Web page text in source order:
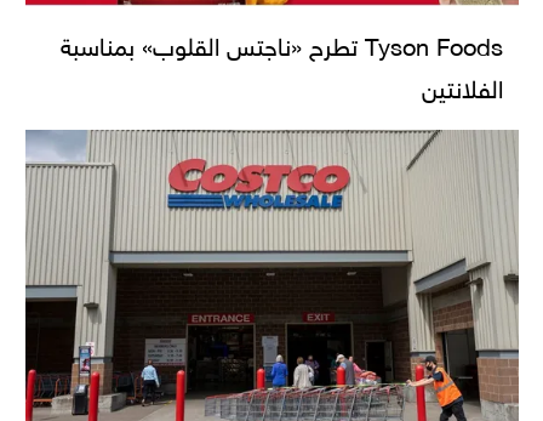
Tyson Foods تطرح «ناجتس القلوب» بمناسبة
الفلانتين